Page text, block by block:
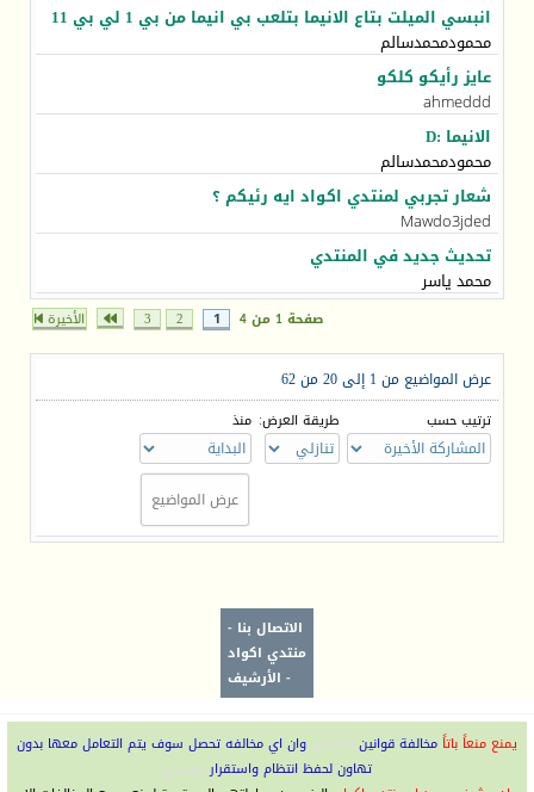
انبسي الميلت بتاع الانيما بتلعب بي انيما من بي 1 لي بي 11
محمودمحمدسالم
عايز رأيكو كلكو
ahmeddd
الانيما :D
محمودمحمدسالم
شعار تجربي لمنتدي اكواد ايه رئيكم ؟
Mawdo3jded
تحديث جديد في المنتدي
محمد ياسر
صفحة 1 من 4 1
2
3 الأخيرة
عرض المواضيع من 1 إلى 20 من 62
ترتيب حسب طريقة العرض: منذ
الاتصال بنا -
منتدي اكواد
- الأرشيف
يمنع منعاً باتاًمخالفة قوانين المنتدى وان اي مخالفه تحصل سوف يتم التعامل معها بدون
تهاون لحفظ انتظام واستقرارالمنتدي